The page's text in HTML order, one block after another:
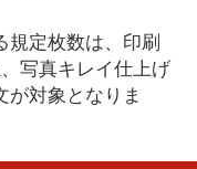
規定枚数は、印刷
写真キレイ仕上げ
が対象となりま